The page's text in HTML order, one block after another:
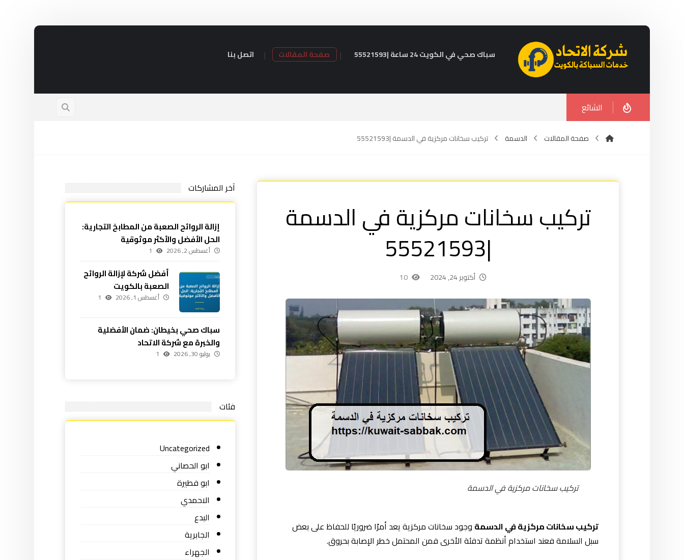
سباك صحي في الكويت 24 ساعة |55521593 صفحة المقالات اتصل بنا
الشائع
صفحة المقالات الدسمة تركيب سخانات مركزية في الدسمة |55521593
تركيب سخانات مركزية في الدسمة
|55521593
أكتوبر 24, 2024 10
تركيب سخانات مركزية في الدسمة
تركيب سخانات مركزية في الدسمة وجود سخانات مركزية يعد أمرًا ضروريًا للحفاظ على بعض
سبل السلامة فعند استخدام أنظمة تدفئة الأخرى فمن المحتمل خطر الإصابة بحروق.
آخر المشاركات
إزالة الروائح الصعبة من المطابخ التجارية:
الحل الأفضل والأكثر موثوقية
أغسطس 2, 2026 1
أفضل شركة لإزالة الروائح
الصعبة بالكويت
أغسطس 1, 2026 1
سباك صحي بخيطان: ضمان الأفضلية
والخبرة مع شركة الاتحاد
يوليو 30, 2026 1
فئات
Uncategorized
ابو الحصاني
ابو فطيرة
الاحمدي
البدع
الجابرية
الجهراء